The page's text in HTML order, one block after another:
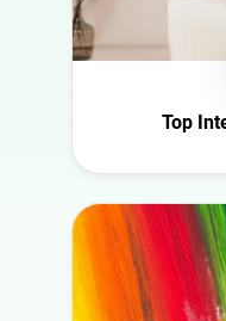
Ecuador
Ghana
Ireland
Italien
Top